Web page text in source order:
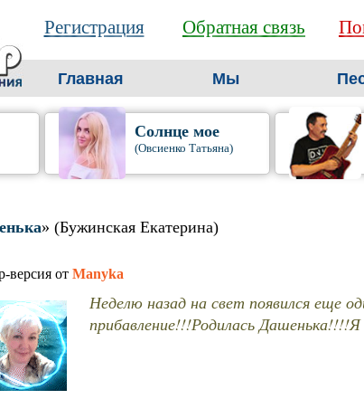
Регистрация Обратная связь
Главная Мы
Солнце мое
(Овсиенко Татьяна)
» (Бужинская Екатерина)
версия от Manyka
Неделю назад на свет появился еще
прибавление!!!Родилась